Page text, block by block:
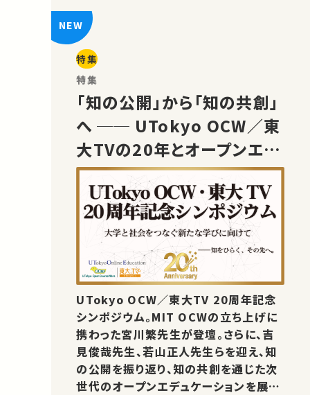
特集
特集
「知の公開」から「知の共創」
へ ── UTokyo OCW／東
大TVの20年とオープンエデ
ュケーションの未来
UTokyo OCW／東大TV 20周年記念
シンポジウム。MIT OCWの立ち上げに
携わった宮川繁先生が登壇。さらに、吉
見俊哉先生、若山正人先生らを迎え、知
の公開を振り返り、知の共創を通じた次
世代のオープンエデュケーションを展望